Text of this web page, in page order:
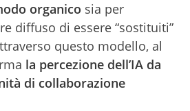
organico sia per
diffuso di essere “sostituiti”
questo modello, al
la percezione dell’IA da
di collaborazione